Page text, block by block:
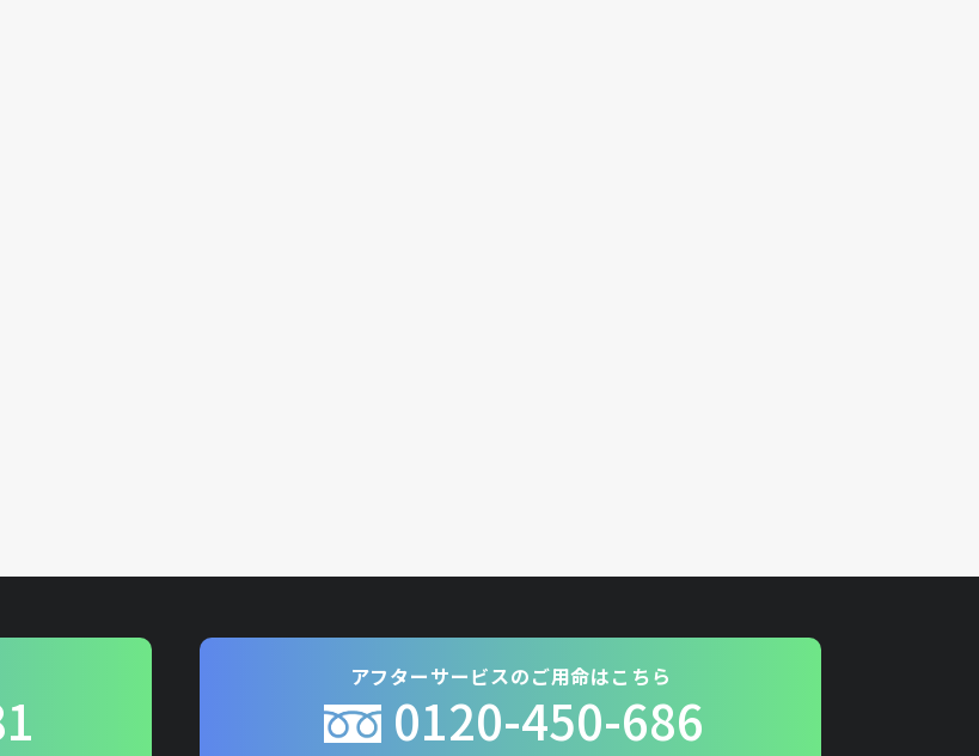
アフターサービスのご用命はこちら
0120-450-686